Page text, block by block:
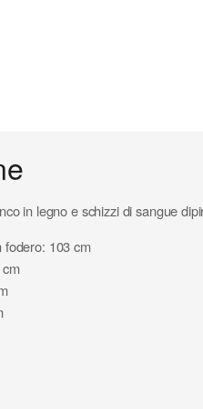
in legno e schizzi di sangue
fodero: 103 cm